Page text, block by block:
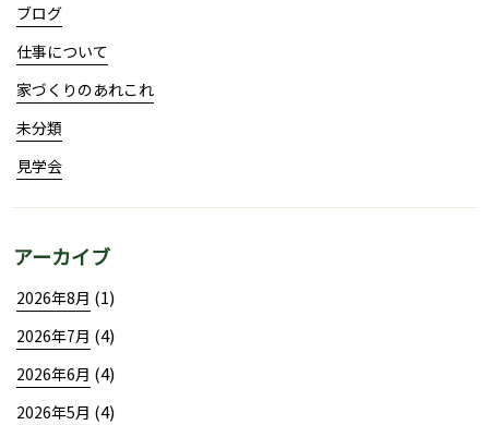
ブログ
仕事について
家づくりのあれこれ
未分類
見学会
アーカイブ
2026年8月 (1)
2026年7月 (4)
2026年6月 (4)
2026年5月 (4)